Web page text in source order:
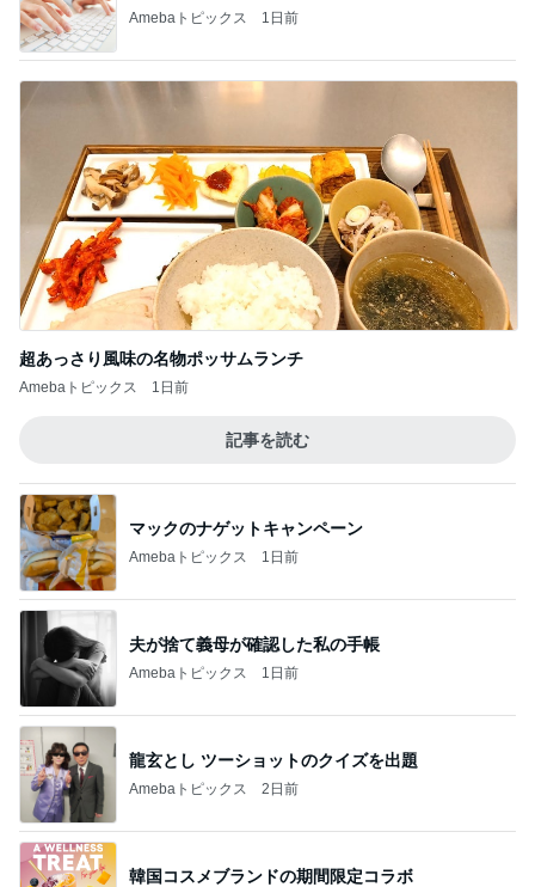
Amebaトピックス 1日前
超あっさり風味の名物ポッサムランチ
Amebaトピックス 1日前
記事を読む
マックのナゲットキャンペーン
Amebaトピックス 1日前
夫が捨て義母が確認した私の手帳
Amebaトピックス 1日前
龍玄とし ツーショットのクイズを出題
Amebaトピックス 2日前
韓国コスメブランドの期間限定コラボ